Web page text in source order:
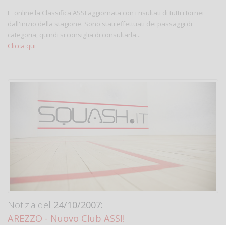
E' online la Classifica ASSI aggiornata con i risultati di tutti i tornei
dall'inizio della stagione. Sono stati effettuati dei passaggi di
categoria, quindi si consiglia di consultarla...
Clicca qui
Notizia del 24/10/2007:
AREZZO - Nuovo Club ASSI!